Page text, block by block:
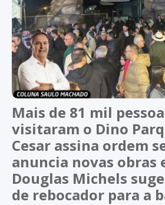
Mais de 81 mil
visitaram o Dino
Cesar assina ordem
anuncia novas obras
Douglas Michels
de rebocador para a